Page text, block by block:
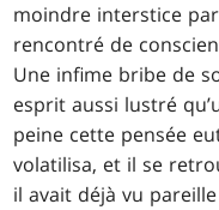
moindre interstice
rencontré de
Une infime bribe de
esprit aussi lustré
peine cette pensée
volatilisa, et il se
il avait déjà vu